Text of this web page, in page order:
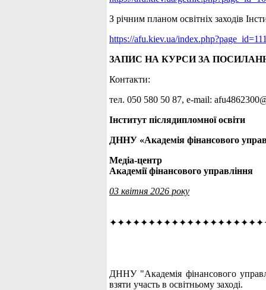
З річним планом освітніх заходів
https://afu.kiev.ua/
ЗАПИС НА КУРСИ ЗА
Контакти:
тел. 050 580 50 87, е-mail:
Інститут післядипломної освіти
ДННУ «Академія фінансового
Медіа-центр
Академії фінансового управління
03 квітня 2026 року
ДННУ "Академія фінансового
взяти участь в освітньому заході.